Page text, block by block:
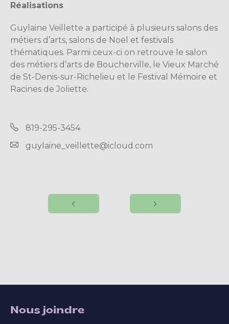
Réalisations
Guylaine Veillette a participé à plusieurs salons des
métiers d’arts, salons de Noël et festivals
thématiques. Parmi ceux-ci on retrouve le salon
des métiers d’arts de Boucherville, le Vieux Marché
de St-Denis-sur-Richelieu et le Festival Mémoire et
Racines de Joliette.
819-295-3454
guylaine_veillette@icloud.com
Nous joindre